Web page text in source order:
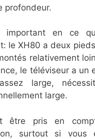
profondeur.
important en ce
le XH80 a deux
relativement
le téléviseur a un
large,
large.
être pris en
surtout si vous